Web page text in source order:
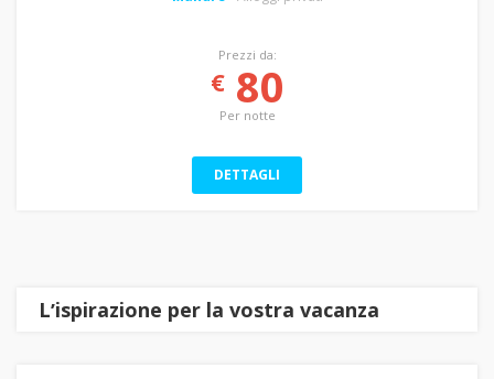
Prezzi da:
€80
Per notte
DETTAGLI
Lʼispirazione per la vostra vacanza